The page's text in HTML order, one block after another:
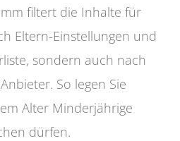
filtert die Inhalte für
Eltern-Einstellungen und
sondern auch nach
So legen Sie
Alter Minderjährige
dürfen.